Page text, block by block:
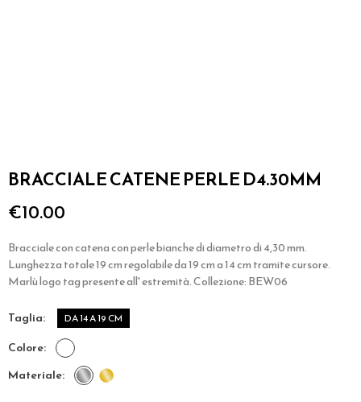
BRACCIALE CATENE PERLE D4.30MM
€10.00
Bracciale con catena con perle bianche di diametro di 4,30 mm.
Lunghezza totale 19 cm regolabile da 19 cm a 14 cm tramite cursore.
Marlù logo tag presente all' estremità. Collezione: BEW06
taglia DA 14 A 19 CM
colore
materiale